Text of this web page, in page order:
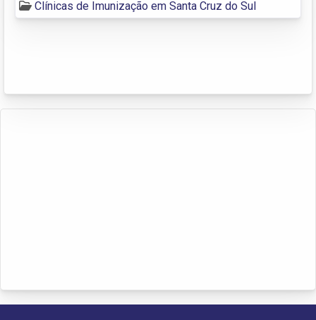
Clínicas de Imunização em Santa Cruz do Sul